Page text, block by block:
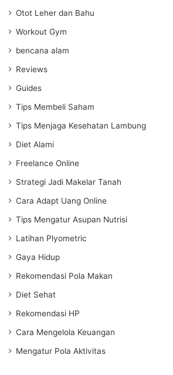
Otot Leher dan Bahu
Workout Gym
bencana alam
Reviews
Guides
Tips Membeli Saham
Tips Menjaga Kesehatan Lambung
Diet Alami
Freelance Online
Strategi Jadi Makelar Tanah
Cara Adapt Uang Online
Tips Mengatur Asupan Nutrisi
Latihan Plyometric
Gaya Hidup
Rekomendasi Pola Makan
Diet Sehat
Rekomendasi HP
Cara Mengelola Keuangan
Mengatur Pola Aktivitas